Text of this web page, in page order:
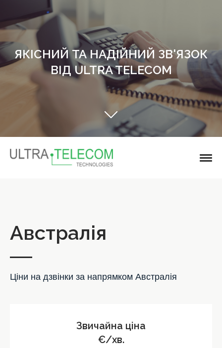
ЯКІСНИЙ ТА НАДІЙНИЙ ЗВ'ЯЗОК
ВІД ULTRA TELECOM
Австралія
Ціни на дзвінки за напрямком Австралія
Звичайна ціна
€/хв.